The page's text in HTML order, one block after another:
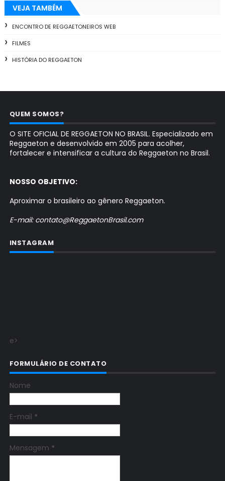
VEJA TAMBÉM
ENCONTRO DE REGGAETONEIROS WEB
FILMES
HISTÓRIA DO REGGAETON
QUEM SOMOS?
O SITE OFICIAL DE REGGAETON NO BRASIL. Especializado em
Reggaeton e desenvolvido em 2005 para acolher,
fortalecer e intensificar a cultura do Reggaeton no Brasil.
NOSSO OBJETIVO:
Aproximar o brasileiro ao gênero Reggaeton.
E-mail: contato@ReggaetonBrasil.com
INSTAGRAM
e>
FORMULÁRIO DE CONTATO
Nome
E-mail *
Mensagem *